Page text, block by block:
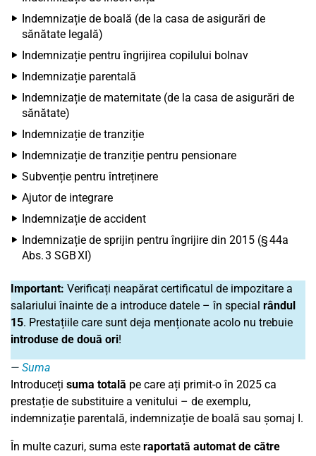
Indemnizație de boală (de la casa de asigurări de
sănătate legală)
Indemnizație pentru îngrijirea copilului bolnav
Indemnizație parentală
Indemnizație de maternitate (de la casa de asigurări de
sănătate)
Indemnizație de tranziție
Indemnizație de tranziție pentru pensionare
Subvenție pentru întreținere
Ajutor de integrare
Indemnizație de accident
Indemnizație de sprijin pentru îngrijire din 2015 (§ 44a
Abs. 3 SGB XI)
Important: Verificați neapărat certificatul de impozitare a
salariului înainte de a introduce datele – în special rândul
15. Prestațiile care sunt deja menționate acolo nu trebuie
introduse de două ori!
Suma
Introduceți suma totală pe care ați primit-o în 2025 ca
prestație de substituire a venitului – de exemplu,
indemnizație parentală, indemnizație de boală sau șomaj I.
În multe cazuri, suma este raportată automat de către